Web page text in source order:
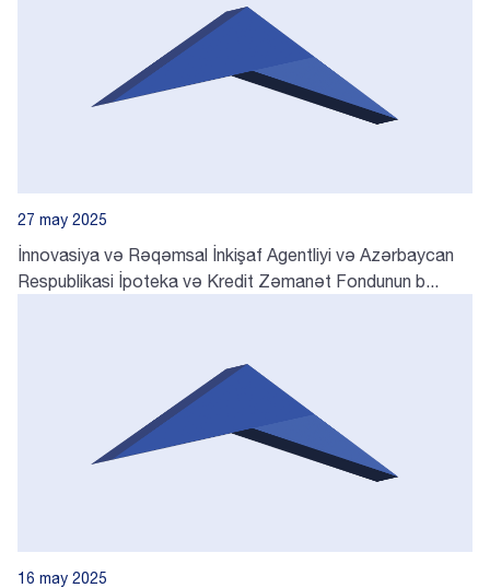
27 may 2025
İnnovasiya və Rəqəmsal İnkişaf Agentliyi və Azərbaycan
Respublikasi İpoteka və Kredit Zəmanət Fondunun b...
16 may 2025